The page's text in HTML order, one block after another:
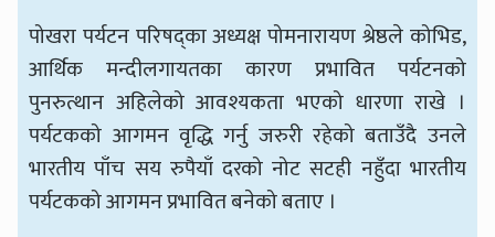
पोखरा पर्यटन परिषद्का अध्यक्ष पोमनारायण श्रेष्ठले कोभिड,
आर्थिक मन्दीलगायतका कारण प्रभावित पर्यटनको
पुनरुत्थान अहिलेको आवश्यकता भएको धारणा राखे ।
पर्यटकको आगमन वृद्धि गर्नु जरुरी रहेको बताउँदै उनले
भारतीय पाँच सय रुपैयाँ दरको नोट सटही नहुँदा भारतीय
पर्यटकको आगमन प्रभावित बनेको बताए ।